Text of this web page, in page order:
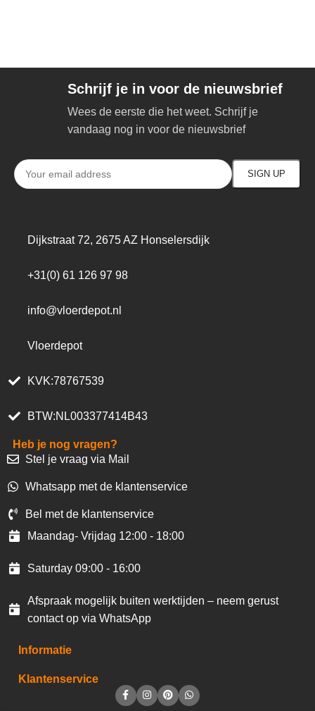
Schrijf je in voor de nieuwsbrief
Wees de eerste die het weet. Schrijf je
vandaag nog in voor de nieuwsbrief
Dijkstraat 72, 2675 AZ Honselersdijk
+31(0) 61 126 97 98
info@vloerdepot.nl
Vloerdepot
KVK:78767539
BTW:NL003377414B43
Heb je nog vragen?
Stel je vraag via Mail
Whatsapp met de klantenservice
Bel met de klantenservice
Maandag- Vrijdag 12:00 - 18:00
Saturday 09:00 - 16:00
Afspraak mogelijk buiten werktijden – neem gerust
contact op via WhatsApp
Informatie
Klantenservice